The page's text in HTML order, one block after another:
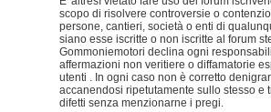
scopo di risolvere controversie o
persone, cantieri, società o enti di
siano esse iscritte o non iscritte al forum
Gommoniemotori declina ogni
affermazioni non veritiere o diffamatorie
utenti . In ogni caso non è corretto
accanendosi ripetutamente sullo stesso e
difetti senza menzionarne i pregi.